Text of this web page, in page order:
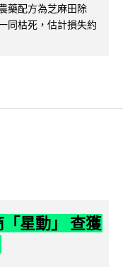
藥配方為芝麻田除
同枯死，估計損失約
星動」 查獲